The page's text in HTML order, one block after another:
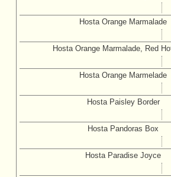
Hosta Orange Marmalade
Hosta Orange Marmalade, Red
Hosta Orange Marmelade
Hosta Paisley Border
Hosta Pandoras Box
Hosta Paradise Joyce